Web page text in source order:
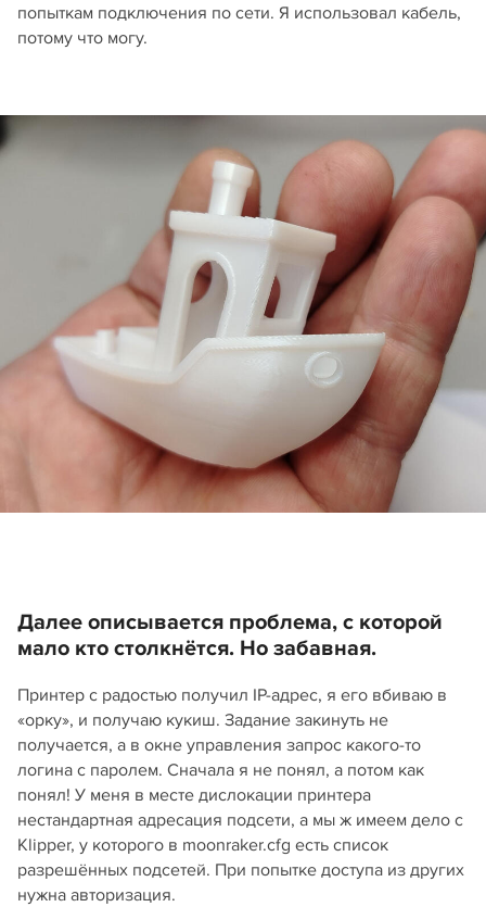
попыткам подключения по сети. Я использовал кабель,
потому что могу.
Далее описывается проблема, с которой
мало кто столкнётся. Но забавная.
Принтер с радостью получил IP-адрес, я его вбиваю в
«орку», и получаю кукиш. Задание закинуть не
получается, а в окне управления запрос какого-то
логина с паролем. Сначала я не понял, а потом как
понял! У меня в месте дислокации принтера
нестандартная адресация подсети, а мы ж имеем дело с
Klipper, у которого в moonraker.cfg есть список
разрешённых подсетей. При попытке доступа из других
нужна авторизация.